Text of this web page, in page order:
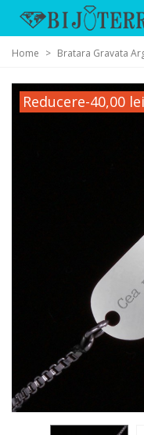
Home > Bratara Gravata
Reducere-40,00 lei